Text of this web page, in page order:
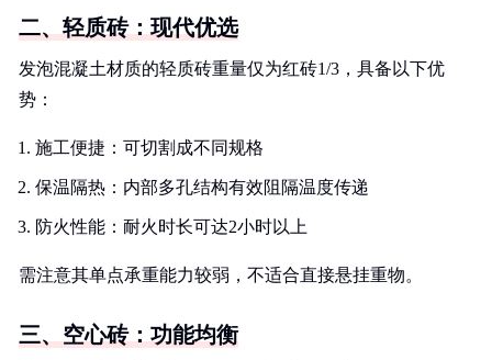
二、轻质砖：现代优选
发泡混凝土材质的轻质砖重量仅为红砖1/3，具备以下优
势：
施工便捷：可切割成不同规格
保温隔热：内部多孔结构有效阻隔温度传递
防火性能：耐火时长可达2小时以上
需注意其单点承重能力较弱，不适合直接悬挂重物。
三、空心砖：功能均衡